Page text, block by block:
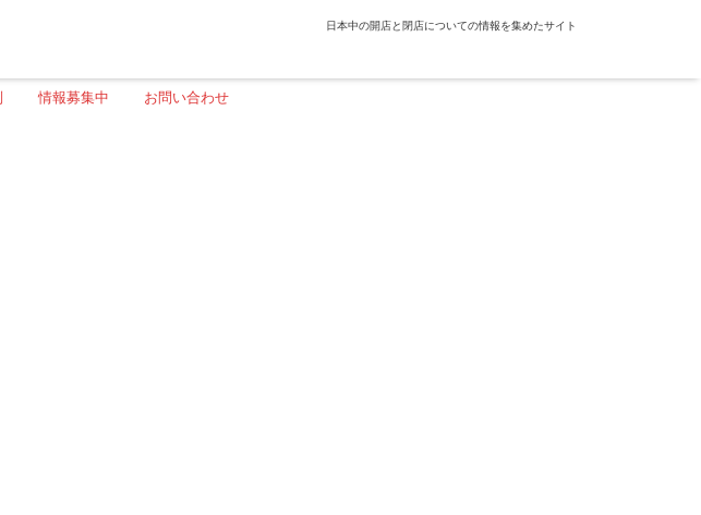
日本中の開店と閉店についての情報を集めたサイト
情報募集中 お問い合わせ